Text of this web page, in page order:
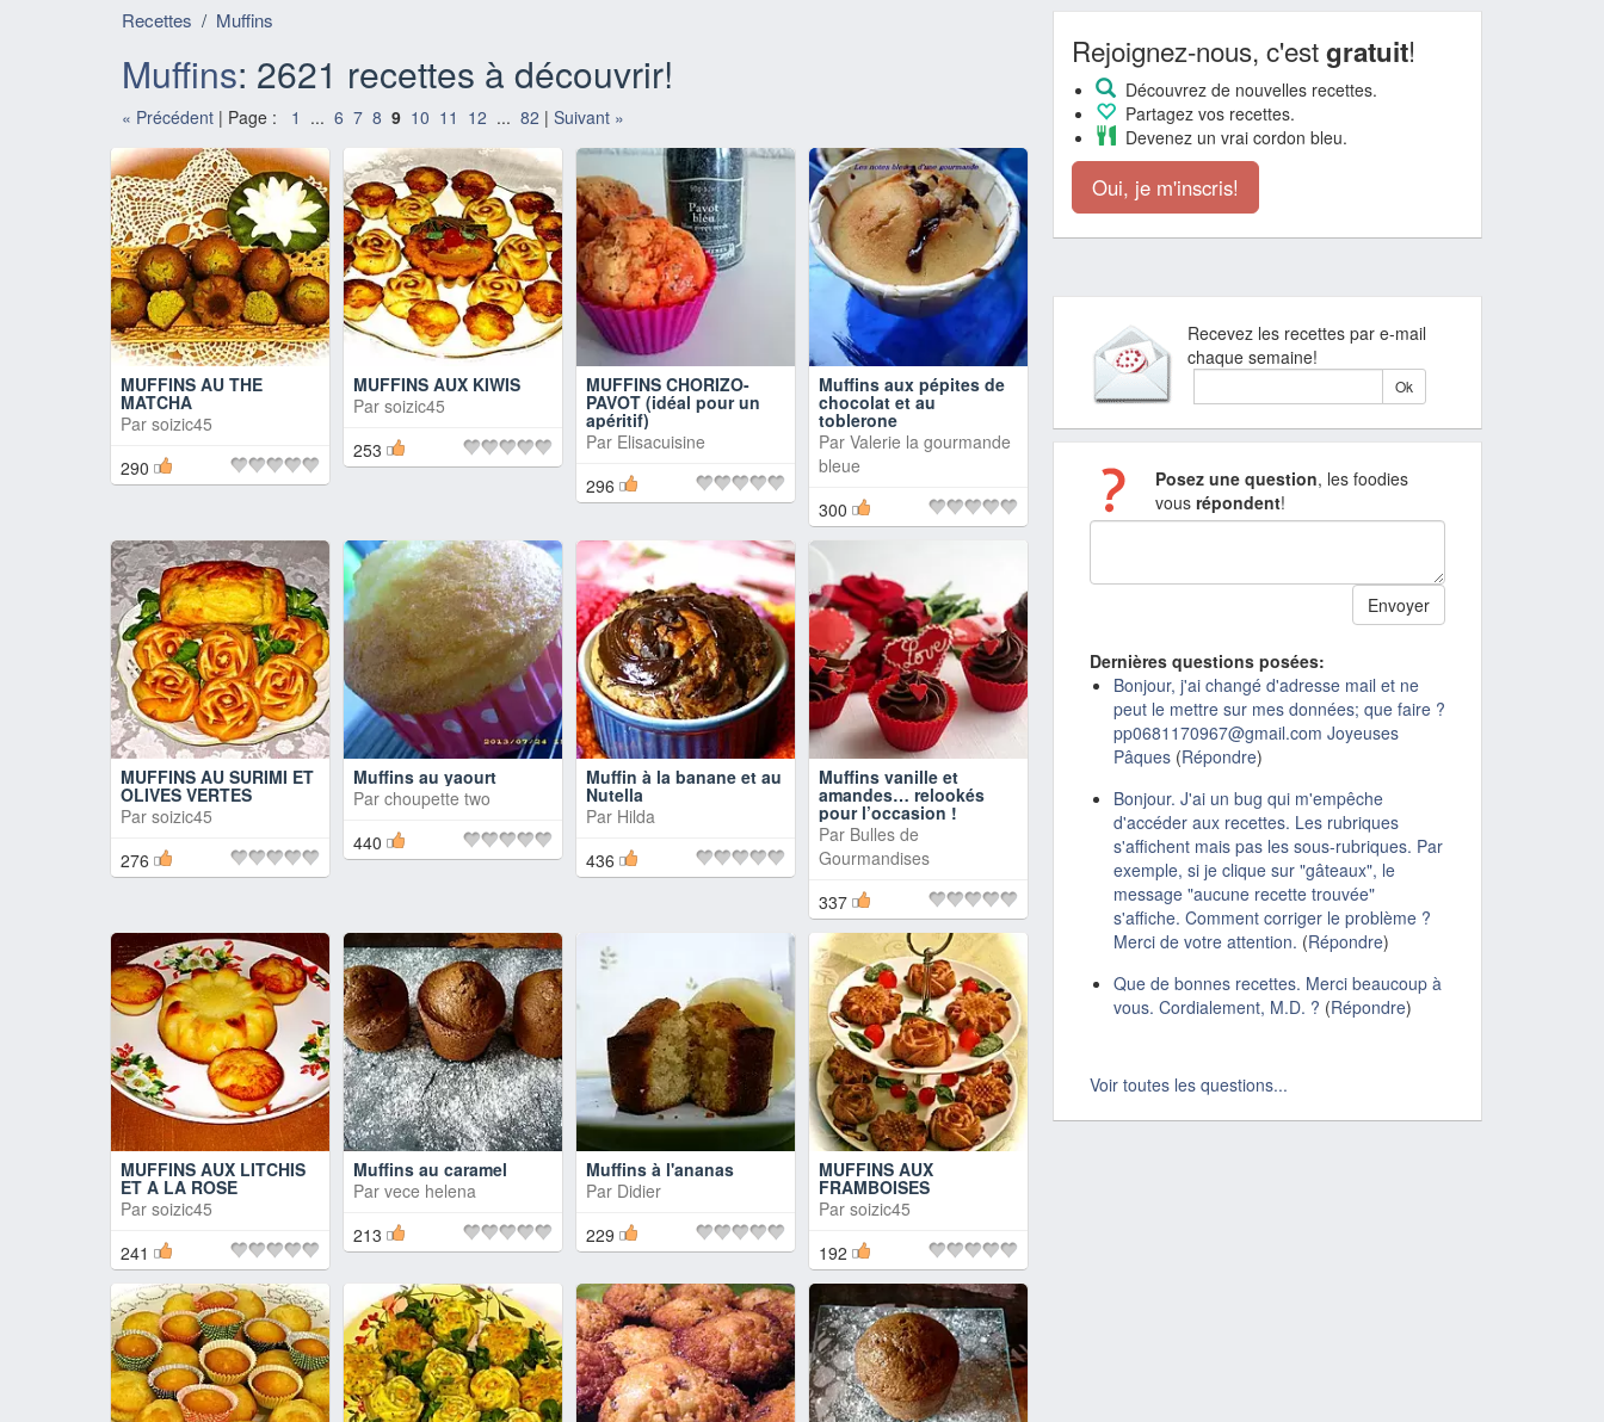
Recettes / Muffins
Muffins: 2621 recettes à découvrir!
« Précédent | Page : 1 ... 6 7 8 9 10 11 12 ... 82 | Suivant »
MUFFINS AU THE
MATCHA
Par soizic45
290
MUFFINS AUX KIWIS
Par soizic45
253
MUFFINS CHORIZO-
PAVOT (idéal pour un
apéritif)
Par Elisacuisine
296
Muffins aux pépites de
chocolat et au
toblerone
Par Valerie la gourmande
bleue
300
MUFFINS AU SURIMI ET
OLIVES VERTES
Par soizic45
276
Muffins au yaourt
Par choupette two
440
Muffin à la banane et au
Nutella
Par Hilda
436
Muffins vanille et
amandes… relookés
pour l’occasion !
Par Bulles de
Gourmandises
337
MUFFINS AUX LITCHIS
ET A LA ROSE
Par soizic45
241
Muffins au caramel
Par vece helena
213
Muffins à l'ananas
Par Didier
229
MUFFINS AUX
FRAMBOISES
Par soizic45
192
Rejoignez-nous, c'estgratuit!
Découvrez de nouvelles recettes.
Partagez vos recettes.
Devenez un vrai cordon bleu.
Oui, je m'inscris!
Recevez les recettes par e-mail
chaque semaine!
Posez une question, les foodies
vous répondent!
Dernières questions posées:
Bonjour, j'ai changé d'adresse mail et ne
peut le mettre sur mes données; que faire ?
pp0681170967@gmail.com Joyeuses
Pâques (Répondre)
Bonjour. J'ai un bug qui m'empêche
d'accéder aux recettes. Les rubriques
s'affichent mais pas les sous-rubriques. Par
exemple, si je clique sur "gâteaux", le
message "aucune recette trouvée"
s'affiche. Comment corriger le problème ?
Merci de votre attention. (Répondre)
Que de bonnes recettes. Merci beaucoup à
vous. Cordialement, M.D. ? (Répondre)
Voir toutes les questions...